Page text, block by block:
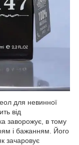
для невинної
від
заворожує, в тому
і бажанням. Його
зачаровує